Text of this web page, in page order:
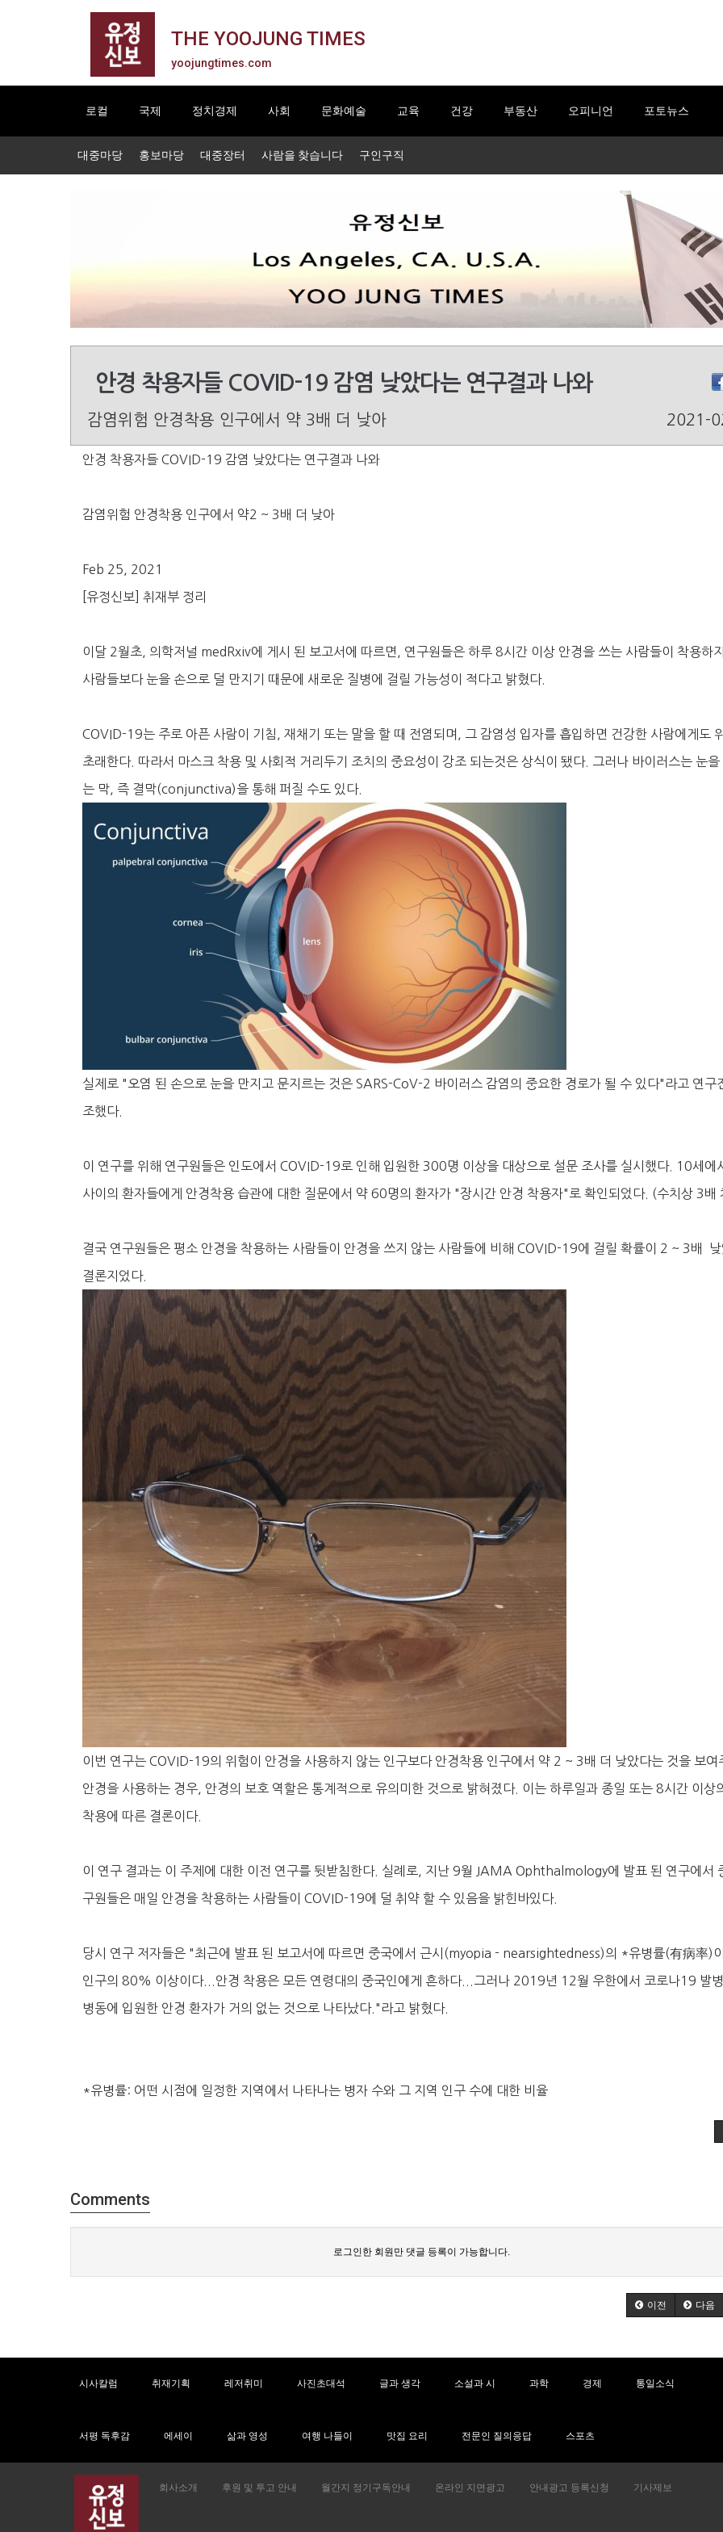
THE YOOJUNG TIMES
yoojungtimes.com
로컬 국제 정치경제 사회 문화예술 교육 건강 부동산 오피니언 포토뉴스
대중마당 홍보마당 대중장터 사람을 찾습니다 구인구직
안경 착용자들 COVID-19 감염 낮았다는 연구결과 나와
감염위험 안경착용 인구에서 약 3배 더 낮아 2021-
안경 착용자들 COVID-19 감염 낮았다는 연구결과 나와
감염위험 안경착용 인구에서 약2 ~ 3배 더 낮아
Feb 25, 2021
[유정신보] 취재부 정리
이달 2월초, 의학저널 medRxiv에 게시 된 보고서에 따르면, 연구원들은 하루 8시간 이상 안경을 쓰는 사람들이 착용하
사람들보다 눈을 손으로 덜 만지기 때문에 새로운 질병에 걸릴 가능성이 적다고 밝혔다.
COVID-19는 주로 아픈 사람이 기침, 재채기 또는 말을 할 때 전염되며, 그 감염성 입자를 흡입하면 건강한 사람에게도
초래한다. 따라서 마스크 착용 및 사회적 거리두기 조치의 중요성이 강조 되는것은 상식이 됐다. 그러나 바이러스는 눈을
는 막, 즉 결막(conjunctiva)을 통해 퍼질 수도 있다.
실제로 "오염 된 손으로 눈을 만지고 문지르는 것은 SARS-CoV-2 바이러스 감염의 중요한 경로가 될 수 있다"라고 연구
조했다.
이 연구를 위해 연구원들은 인도에서 COVID-19로 인해 입원한 300명 이상을 대상으로 설문 조사를 실시했다. 10세에
사이의 환자들에게 안경착용 습관에 대한 질문에서 약 60명의 환자가 "장시간 안경 착용자"로 확인되었다. (수치상 3배
결국 연구원들은 평소 안경을 착용하는 사람들이 안경을 쓰지 않는 사람들에 비해 COVID-19에 걸릴 확률이 2 ~ 3배 낮
결론지었다.
이번 연구는 COVID-19의 위험이 안경을 사용하지 않는 인구보다 안경착용 인구에서 약 2 ~ 3배 더 낮았다는 것을 보여
안경을 사용하는 경우, 안경의 보호 역할은 통계적으로 유의미한 것으로 밝혀졌다. 이는 하루일과 종일 또는 8시간 이상
착용에 따른 결론이다.
이 연구 결과는 이 주제에 대한 이전 연구를 뒷받침한다. 실례로, 지난 9월 JAMA Ophthalmology에 발표 된 연구에서
구원들은 매일 안경을 착용하는 사람들이 COVID-19에 덜 취약 할 수 있음을 밝힌바있다.
당시 연구 저자들은 "최근에 발표 된 보고서에 따르면 중국에서 근시(myopia - nearsightedness)의 *유병률(有病率)
인구의 80% 이상이다...안경 착용은 모든 연령대의 중국인에게 흔하다...그러나 2019년 12월 우한에서 코로나19 발
병동에 입원한 안경 환자가 거의 없는 것으로 나타났다."라고 밝혔다.
*유병률: 어떤 시점에 일정한 지역에서 나타나는 병자 수와 그 지역 인구 수에 대한 비율
Comments
로그인한 회원만 댓글 등록이 가능합니다.
이전 다음
시사칼럼 취재기획 레저취미 사진초대석 글과 생각 소설과 시 과학 경제 통일소식
서평 독후감 에세이 삶과 영성 여행 나들이 맛집 요리 전문인 질의응답 스포츠
회사소개 후원 및 투고 안내 월간지 정기구독안내 온라인 지면광고 안내광고 등록신청 기사제보